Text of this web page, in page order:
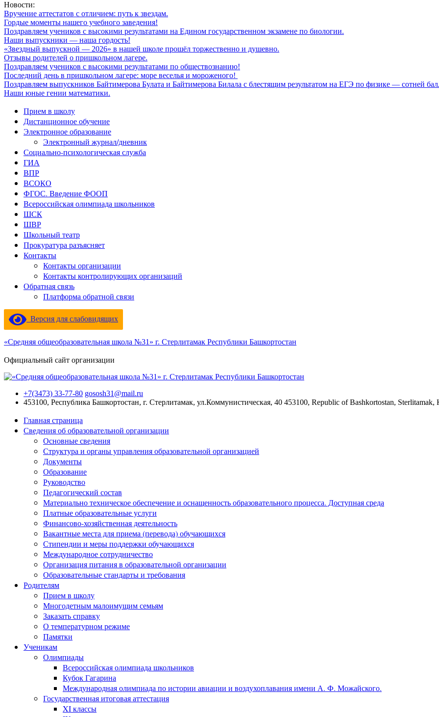
Новости:
Вручение аттестатов с отличием: путь к звездам.
Гордые моменты нашего учебного заведения!
Поздравляем учеников с высокими результатами на Едином государственном экзамене по биологии.
Наши выпускники — наша гордость!
«Звездный выпускной — 2026» в нашей школе прошёл торжественно и душевно.
Отзывы родителей о пришкольном лагере.
Поздравляем учеников с высокими результатами по обществознанию!
Последний день в пришкольном лагере: море веселья и мороженого!
Поздравляем выпускников Байтимерова Булата и Байтимерова Билала с блестящим результатом на ЕГЭ по физике — сотней
Наши юные гении математики.
Прием в школу
Дистанционное обучение
Электронное образование
Электронный журнал/дневник
Социально-психологическая служба
ГИА
ВПР
ВСОКО
ФГОС. Введение ФООП
Всероссийская олимпиада школьников
ШСК
ШВР
Школьный театр
Прокуратура разъясняет
Контакты
Контакты организации
Контакты контролирующих организаций
Обратная связь
Платформа обратной связи
Версия для слабовидящих
«Средняя общеобразовательная школа №31» г. Стерлитамак Республики Башкортостан
Официальный сайт организации
+7(3473) 33-77-80 gososh31@mail.ru
453100, Республика Башкортостан, г. Стерлитамак, ул.Коммунистическая, 40 453100, Republic of Bashkortostan, Sterlitamak,
Главная страница
Сведения об образовательной организации
Основные сведения
Структура и органы управления образовательной организацией
Документы
Образование
Руководство
Педагогический состав
Материально техническое обеспечение и оснащенность образовательного процесса. Доступная среда
Платные образовательные услуги
Финансово-хозяйственная деятельность
Вакантные места для приема (перевода) обучающихся
Стипендии и меры поддержки обучающихся
Международное сотрудничество
Организация питания в образовательной организации
Образовательные стандарты и требования
Родителям
Прием в школу
Многодетным малоимущим семьям
Заказать справку
О температурном режиме
Памятки
Ученикам
Олимпиады
Всероссийская олимпиада школьников
Кубок Гагарина
Международная олимпиада по истории авиации и воздухоплавания имени А. Ф. Можайского.
Государственная итоговая аттестация
XI классы